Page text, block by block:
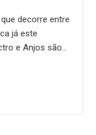
decorre entre
já este
e Anjos são…